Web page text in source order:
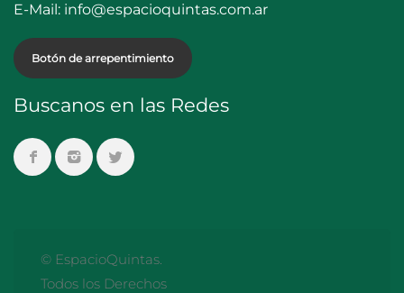
E-Mail: info@espacioquintas.com.ar
Botón de arrepentimiento
Buscanos en las Redes
© EspacioQuintas.
Todos los Derechos